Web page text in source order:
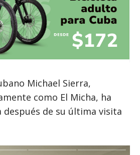
Michael Sierra,
como El Micha, ha
después de su última visita